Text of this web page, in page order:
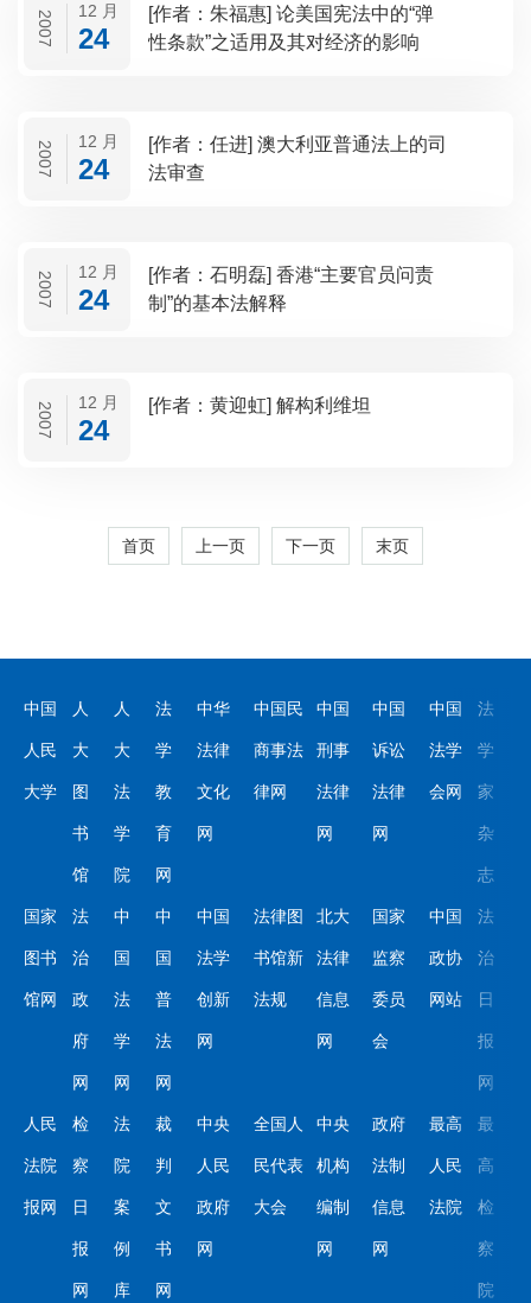
2007 12 月
24
[作者：朱福惠] 论美国宪法中的“弹
性条款”之适用及其对经济的影响
2007 12 月
24
[作者：任进] 澳大利亚普通法上的司
法审查
2007 12 月
24
[作者：石明磊] 香港“主要官员问责
制”的基本法解释
2007 12 月
24
[作者：黄迎虹] 解构利维坦
首页 上一页 下一页 末页
中国
人民
大学
人
大
图
书
馆
人
大
法
学
院
法
学
教
育
网
中华
法律
文化
网
中国民
商事法
律网
中国
刑事
法律
网
中国
诉讼
法律
网
中国
法学
会网
法
学
家
杂
志
国家
图书
馆网
法
治
政
府
网
中
国
法
学
网
中
国
普
法
网
中国
法学
创新
网
法律图
书馆新
法规
北大
法律
信息
网
国家
监察
委员
会
中国
政协
网站
法
治
日
报
网
人民
法院
报网
检
察
日
报
网
法
院
案
例
库
裁
判
文
书
网
中央
人民
政府
网
全国人
民代表
大会
中央
机构
编制
网
政府
法制
信息
网
最高
人民
法院
最
高
检
察
院